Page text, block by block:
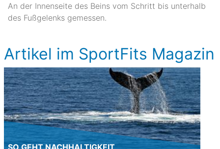
An der Innenseite des Beins vom Schritt bis unterhalb
des Fußgelenks gemessen.
Artikel im SportFits Magazin
SO GEHT NACHHALTIGKEIT